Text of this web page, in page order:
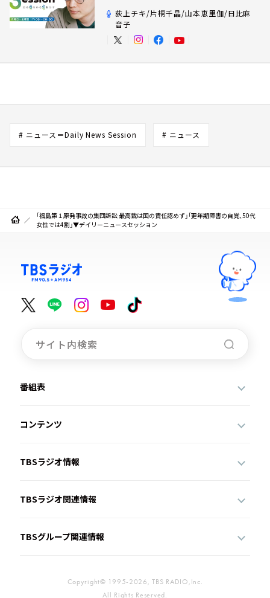
荻上チキ/片桐千晶/山本恵里伽/日比麻
音子
# ニュース＝Daily News Session # ニュース
「福島第１原発事故の集団訴訟 最高裁は国の責任認めず」「更年期障害の自覚、50代
女性では4割」▼デイリーニュースセッション
番組表
コンテンツ
TBSラジオ情報
TBSラジオ関連情報
TBSグループ関連情報
Copyright© 1995-2026, TBS RADIO,Inc.
All Rights Reserved.